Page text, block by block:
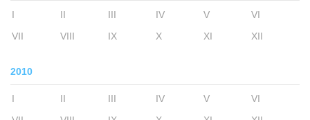
I II III IV V
VI
VII
VIII IX X XI XII
2010
I II III IV V
VI